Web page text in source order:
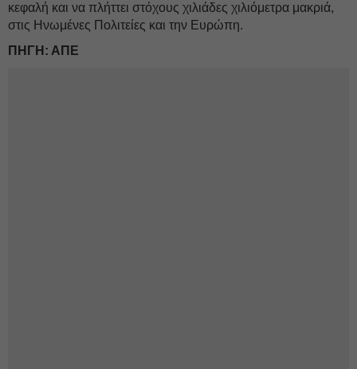
κεφαλή και να πλήττει στόχους χιλιάδες χιλιόμετρα μακριά,
στις Ηνωμένες Πολιτείες και την Ευρώπη.
ΠΗΓΗ: ΑΠΕ